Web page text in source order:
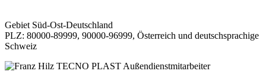
Gebiet Süd-Ost-Deutschland
PLZ: 80000-89999, 90000-96999, Österreich und deutschsprachige
Schweiz